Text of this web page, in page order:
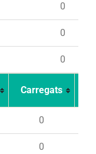
0
0
0
Carregats
0
0